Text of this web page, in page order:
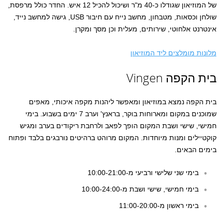
של המוזיאון שגודלו כ-40 מ"ר ושיכול להכיל 12 איש. החדר כולל מרפסת,
שולחן וכסאות, מטבחון, מחשב נייח עם חיבור USB, גישה למחשב נייד,
אינטרנט אלחוטי, שירותים, מעלית וכן מסך ומקרן.
מלונות מומלצים ליד המוזיאון
בית הקפה Vingen
בית הקפה נמצא במוזיאון ומאפשר ליהנות מקפה איכותי, מאפים
שמוכנים במקום ומארוחות בוקר, בראנץ' וערב 7 ימים בשבוע. בימי
חמישי, שישי ושבת המקום הופך לפאב ולרחבת ריקודים בערב ומגיש
קוקטיילים ומנות מיוחדות. המקום מרוהט ברהיטים נורבגים בלבד ופתוח
בימים הבאים.
בימי שני שלישי ורביעי מ-10:00-21:00
בימי חמישי, שישי ושבת מ-10:00-24:00
בימי ראשון מ-11:00-20:00